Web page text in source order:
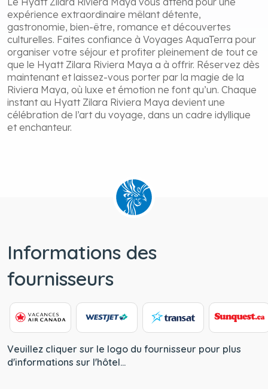
Le Hyatt Zilara Riviera Maya vous attend pour une
expérience extraordinaire mêlant détente,
gastronomie, bien-être, romance et découvertes
culturelles. Faites confiance à Voyages AquaTerra pour
organiser votre séjour et profiter pleinement de tout ce
que le Hyatt Zilara Riviera Maya a à offrir. Réservez dès
maintenant et laissez-vous porter par la magie de la
Riviera Maya, où luxe et émotion ne font qu’un. Chaque
instant au Hyatt Zilara Riviera Maya devient une
célébration de l’art du voyage, dans un cadre idyllique
et enchanteur.
Informations des
fournisseurs
Veuillez cliquer sur le logo du fournisseur pour plus
d'informations sur l'hôtel...